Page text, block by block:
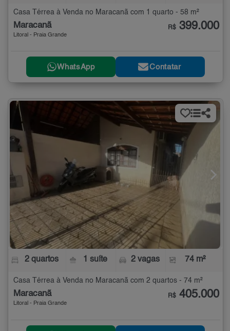
Casa Térrea à Venda no Maracanã com 1 quarto - 58 m²
Maracanã
Litoral - Praia Grande
R$ 399.000
WhatsApp Contatar
2 quartos 1 suíte 2 vagas 74 m²
Casa Térrea à Venda no Maracanã com 2 quartos - 74 m²
Maracanã
Litoral - Praia Grande
R$ 405.000